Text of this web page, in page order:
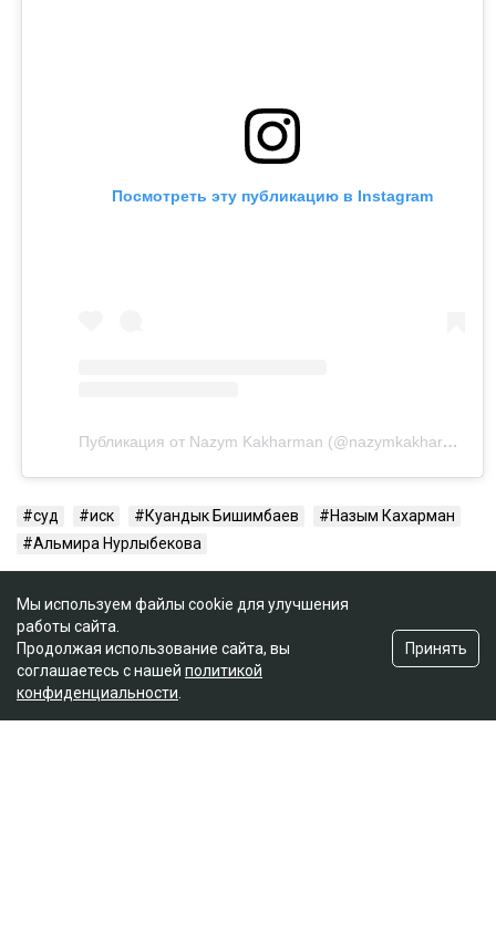
Посмотреть эту публикацию в Instagram
Публикация от Nazym Kakharman (@nazymkakharman)
суд иск Куандык Бишимбаев
Назым Кахарман
Альмира Нурлыбекова
Мы используем файлы cookie для улучшения
работы сайта.
Продолжая использование сайта, вы
соглашаетесь с нашей политикой
конфиденциальности
Принять